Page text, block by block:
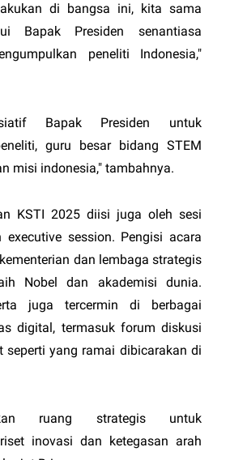
di bangsa ini, kita sama
Bapak Presiden senantiasa
peneliti Indonesia,"
Bapak Presiden untuk
guru besar bidang STEM
misi indonesia," tambahnya.
KSTI 2025 diisi juga oleh sesi
session. Pengisi acara
dan lembaga strategis
Nobel dan akademisi dunia.
juga tercermin di berbagai
digital, termasuk forum diskusi
seperti yang ramai dibicarakan di
ruang strategis untuk
inovasi dan ketegasan arah